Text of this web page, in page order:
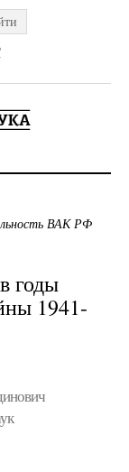
ВАК РФ
годы
1941-